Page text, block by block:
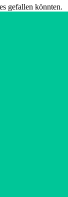
gefallen könnten.